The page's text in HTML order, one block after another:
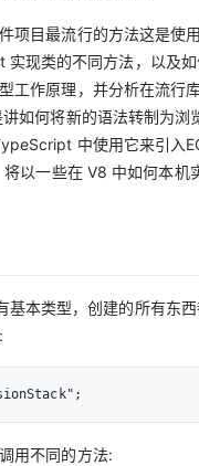
项目最流行的方法这是使
现类的不同方法，以及
工作原理，并分析在流行
如何将新的语法转制为浏
中使用它来引入
以一些在 V8 中如何本机
本类型，创建的所有东西
用不同的方法: